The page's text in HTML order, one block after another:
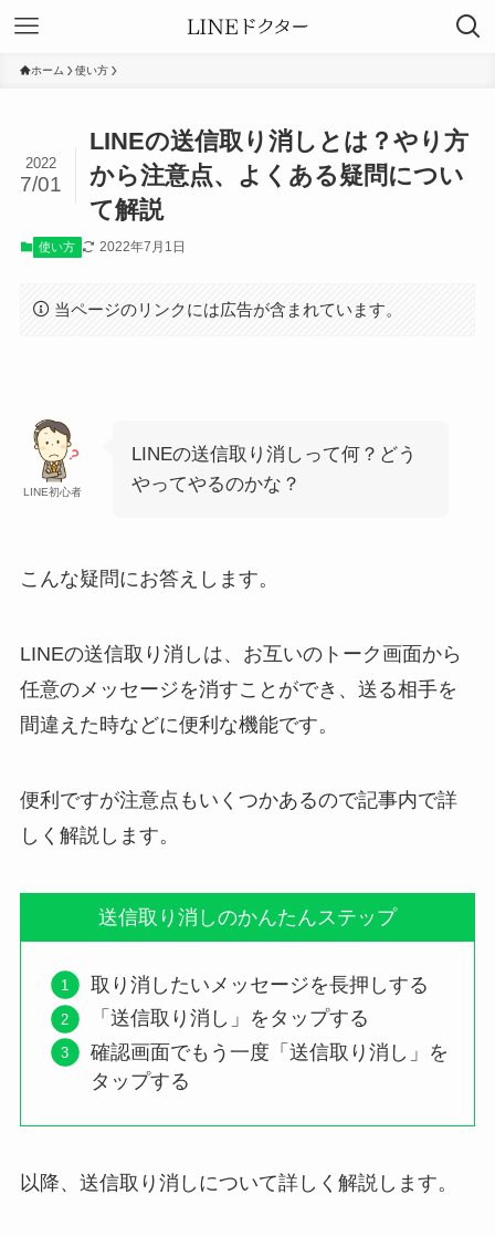
ホーム 使い方
LINEの送信取り消しとは？やり方
から注意点、よくある疑問につい
て解説
2022
7/01
使い方 2022年7月1日
当ページのリンクには広告が含まれています。
LINE初心者
LINEの送信取り消しって何？どう
やってやるのかな？
こんな疑問にお答えします。
LINEの送信取り消しは、お互いのトーク画面から
任意のメッセージを消すことができ、送る相手を
間違えた時などに便利な機能です。
便利ですが注意点もいくつかあるので記事内で詳
しく解説します。
送信取り消しのかんたんステップ
取り消したいメッセージを長押しする
「送信取り消し」をタップする
確認画面でもう一度「送信取り消し」を
タップする
以降、送信取り消しについて詳しく解説します。